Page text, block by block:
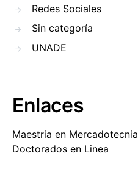
Redes Sociales
Sin categoría
UNADE
Enlaces
Maestria en Mercadotecnia
Doctorados en Linea